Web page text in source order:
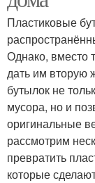
Пластиковые
Однако, вместо
дать им вторую
бутылок не
мусора, но и
оригинальные
рассмотрим
превратить
которые